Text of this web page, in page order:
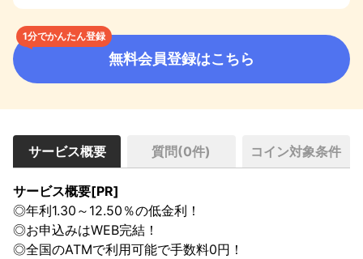
1分でかんたん登録
無料会員登録はこちら
サービス概要 質問(0件) コイン対象条件
サービス概要[PR]
◎年利1.30～12.50％の低金利！
◎お申込みはWEB完結！
◎全国のATMで利用可能で手数料0円！